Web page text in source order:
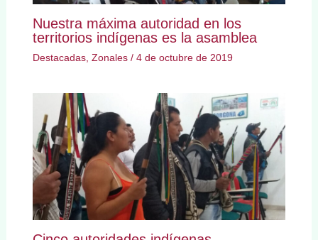
Nuestra máxima autoridad en los
territorios indígenas es la asamblea
Destacadas, Zonales/ 4 de octubre de 2019